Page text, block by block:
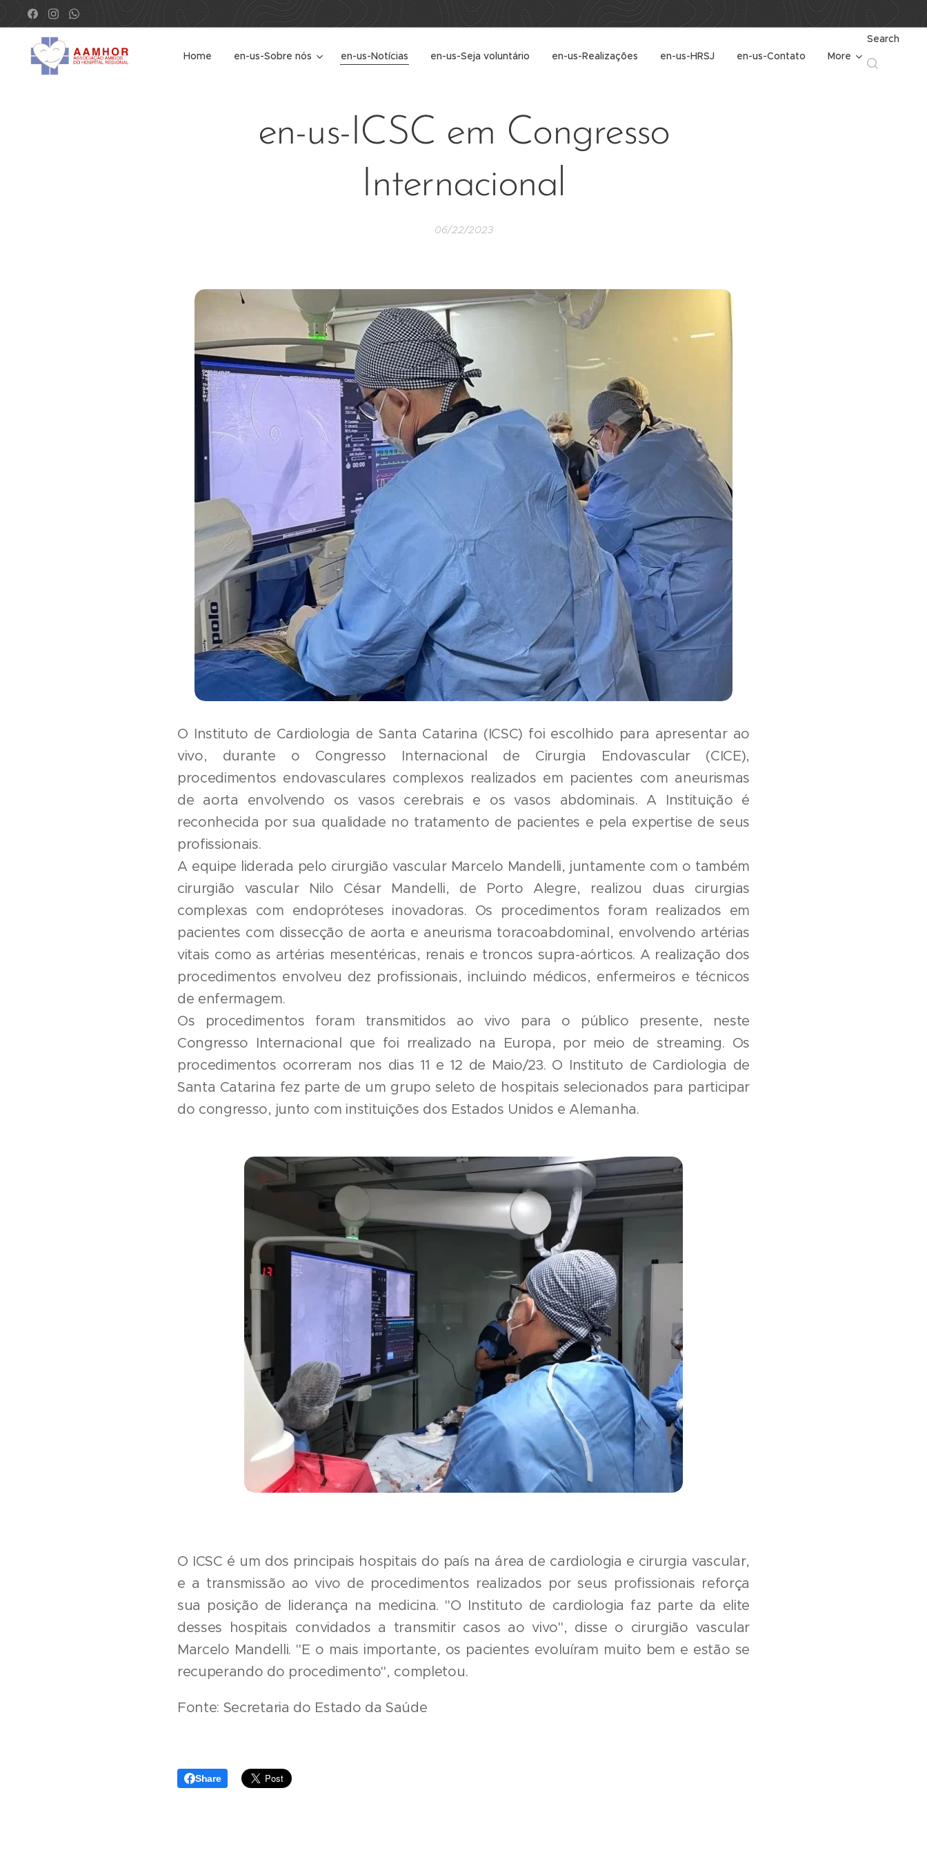
Home en-us-Sobre nós en-us-Notícias en-us-Seja voluntário en-us-Realizações en-us-HRSJ en-us-Contato More
Search
en-us-ICSC em Congresso
Internacional
06/22/2023
O Instituto de Cardiologia de Santa Catarina (ICSC) foi escolhido para apresentar ao
vivo, durante o Congresso Internacional de Cirurgia Endovascular (CICE),
procedimentos endovasculares complexos realizados em pacientes com aneurismas
de aorta envolvendo os vasos cerebrais e os vasos abdominais. A Instituição é
reconhecida por sua qualidade no tratamento de pacientes e pela expertise de seus
profissionais.
A equipe liderada pelo cirurgião vascular Marcelo Mandelli, juntamente com o também
cirurgião vascular Nilo César Mandelli, de Porto Alegre, realizou duas cirurgias
complexas com endopróteses inovadoras. Os procedimentos foram realizados em
pacientes com dissecção de aorta e aneurisma toracoabdominal, envolvendo artérias
vitais como as artérias mesentéricas, renais e troncos supra-aórticos. A realização dos
procedimentos envolveu dez profissionais, incluindo médicos, enfermeiros e técnicos
de enfermagem.
Os procedimentos foram transmitidos ao vivo para o público presente, neste
Congresso Internacional que foi rrealizado na Europa, por meio de streaming. Os
procedimentos ocorreram nos dias 11 e 12 de Maio/23. O Instituto de Cardiologia de
Santa Catarina fez parte de um grupo seleto de hospitais selecionados para participar
do congresso, junto com instituições dos Estados Unidos e Alemanha.
O ICSC é um dos principais hospitais do país na área de cardiologia e cirurgia vascular,
e a transmissão ao vivo de procedimentos realizados por seus profissionais reforça
sua posição de liderança na medicina. "O Instituto de cardiologia faz parte da elite
desses hospitais convidados a transmitir casos ao vivo", disse o cirurgião vascular
Marcelo Mandelli. "E o mais importante, os pacientes evoluíram muito bem e estão se
recuperando do procedimento", completou.
Fonte: Secretaria do Estado da Saúde
Share